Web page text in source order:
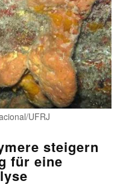
UFRJ
steigern
für eine